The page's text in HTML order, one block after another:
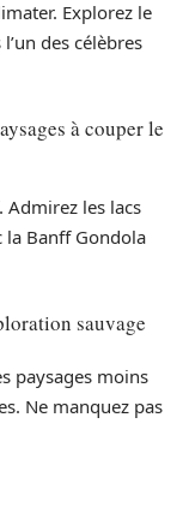
Explorez le
des célèbres
à couper le
Admirez les lacs
la Banff Gondola
sauvage
paysages moins
Ne manquez pas